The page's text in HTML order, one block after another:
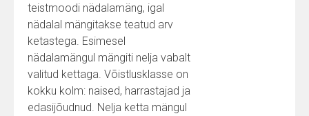
teistmoodi nädalamäng, igal
nädalal mängitakse teatud arv
ketastega. Esimesel
nädalamängul mängiti nelja vabalt
valitud kettaga. Võistlusklasse on
kokku kolm: naised, harrastajad ja
edasijõudnud. Nelja ketta mängul